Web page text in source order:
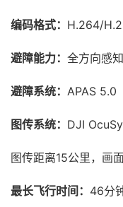
编码格式： H.264/
避障能力： 全方向感
避障系统： APAS 5.0
图传系统： DJI
图传距离15公里，画
最长飞行时间： 46分